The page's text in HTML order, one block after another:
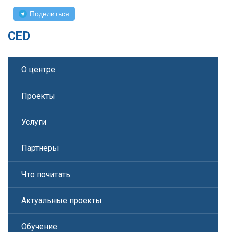
Поделиться
CED
О центре
Проекты
Услуги
Партнеры
Что почитать
Актуальные проекты
Обучение